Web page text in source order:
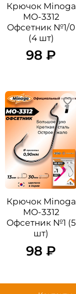
Крючок Minoga
MO-3312
Офсетник №1/0
(4 шт)
98 ₽
Крючок Minoga
MO-3312
Офсетник №1 (5
шт)
98 ₽